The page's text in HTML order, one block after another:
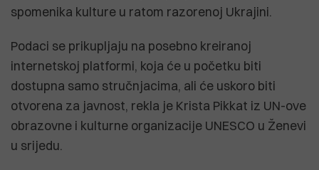
spomenika kulture u ratom razorenoj Ukrajini.
Podaci se prikupljaju na posebno kreiranoj
internetskoj platformi, koja će u početku biti
dostupna samo stručnjacima, ali će uskoro biti
otvorena za javnost, rekla je Krista Pikkat iz UN-ove
obrazovne i kulturne organizacije UNESCO u Ženevi
u srijedu.